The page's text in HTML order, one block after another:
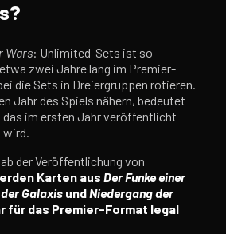
Wars: Unlimited-Sets ist so
zwei Jahre lang im Premier-
die Sets in Dreiergruppen rotieren.
Jahr des Spiels nähern, bedeutet
das im ersten Jahr veröffentlicht
wird.
der Veröffentlichung von
Karten ausDer Funke einer
Galaxis undNiedergang der
für das Premier-Format legal